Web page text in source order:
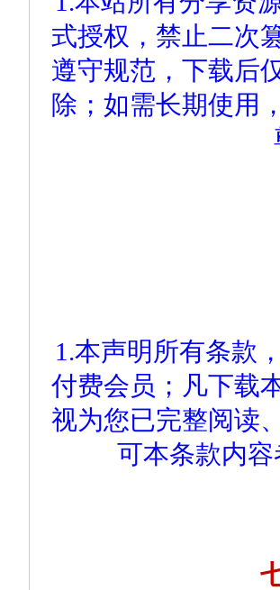
式授权，禁止二次
遵守规范，下载后
除；如需长期使用
1.本声明所有条款
付费会员；凡下载
视为您已完整阅读
可本条款内